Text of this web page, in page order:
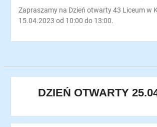
Zapraszamy na Dzień otwarty 43 Liceum w
15.04.2023 od 10:00 do 13:00.
DZIEŃ OTWARTY